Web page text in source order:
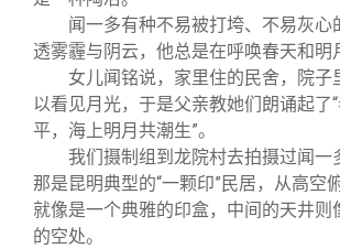
闻一多有种不易被打垮、不易灰心
透雾霾与阴云，他总是在呼唤春天和明
女儿闻铭说，家里住的民舍，院子
以看见月光，于是父亲教她们朗诵起了
平，海上明月共潮生”。
我们摄制组到龙院村去拍摄过闻一
那是昆明典型的“一颗印”民居，从高空
就像是一个典雅的印盒，中间的天井则
的空处。